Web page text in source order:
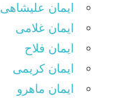
ایمان علیشاهی
ایمان غلامی
ایمان فلاح
ایمان کریمی
ایمان ماهرو